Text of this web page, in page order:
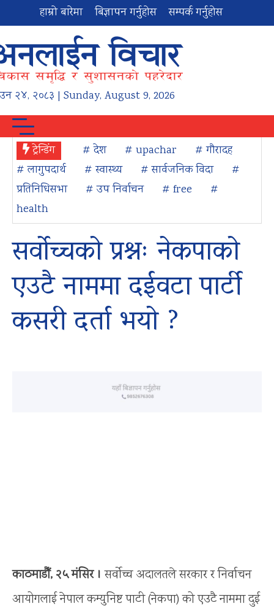
हाम्रो बारेमा बिज्ञापन गर्नुहोस सम्पर्क गर्नुहोस
२४, २०८३ | Sunday, August 9, 2026
ट्रेन्डिंग # देश # upachar
# गौरादह
# लागुपदार्थ
# स्वास्थ्य # सार्वजनिक विदा
#
प्रतिनिधिसभा
# उप निर्वाचन # free
#
health
सर्वोच्चको प्रश्नः नेकपाको
एउटै नाममा दईवटा पार्टी
कसरी दर्ता भयो ?
काठमाडौँ, २५ मंसिर । सर्वोच्च अदालतले सरकार र निर्वाचन
आयोगलाई नेपाल कम्युनिष्ट पाटी (नेकपा) को एउटै नाममा दुई